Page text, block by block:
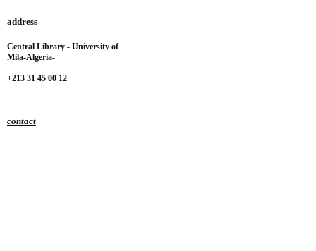
address
Central Library - University of
Mila-Algeria-
+213 31 45 00 12
contact